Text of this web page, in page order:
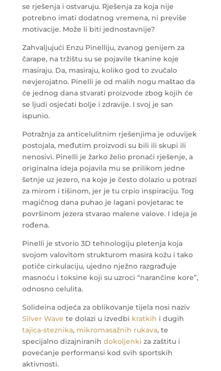
se rješenja i ostvaruju. Rješenja za koja nije
potrebno imati dodatnog vremena, ni previše
motivacije. Može li biti jednostavnije?
Zahvaljujući Enzu Pinelliju, zvanog genijem za
čarape, na tržištu su se pojavile tkanine koje
masiraju. Da, masiraju, koliko god to zvučalo
nevjerojatno. Pinelli je od malih nogu maštao da
će jednog dana stvarati proizvode zbog kojih će
se ljudi osjećati bolje i zdravije. I svoj je san
ispunio.
Potražnja za anticelulitnim rješenjima je oduvijek
postojala, međutim proizvodi su bili ili skupi ili
nenosivi. Pinelli je žarko želio pronaći rješenje, a
originalna ideja pojavila mu se prilikom jedne
šetnje uz jezero, na koje je često dolazio u potrazi
za mirom i tišinom, jer je tu crpio inspiraciju. Tog
magičnog dana puhao je lagani povjetarac te
površinom jezera stvarao malene valove. I ideja je
rođena.
Pinelli je stvorio 3D tehnologiju pletenja koja
svojom valovitom strukturom masira kožu i tako
potiče cirkulaciju, ujedno nježno razgrađuje
masnoću i toksine koji su uzroci “narančine kore”,
odnosno celulita.
Solideina odjeća za oblikovanje tijela nosi naziv
Silver Wave te dolazi u izvedbi kratkih i dugih
tajica-steznika, mikromasažnih rukava, te
specijalno dizajniranih dokoljenki za zaštitu i
povećanje performansi kod svih sportskih
aktivnosti.